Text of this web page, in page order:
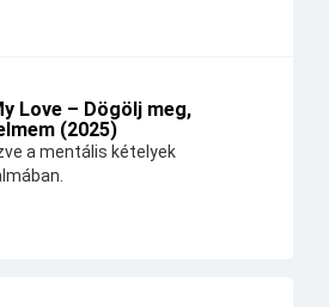
Love – Dögölj meg,
(2025)
a mentális kételyek